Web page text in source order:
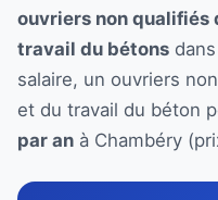
ouvriers non qualifiés
travail du bétons
salaire, un ouvriers
et du travail du béton
par an à Chambéry